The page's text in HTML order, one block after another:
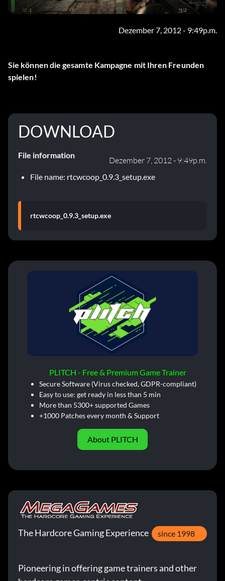
Dezember 7, 2012 - 9:49p.m.
Sie können die gesamte Kampagne mit Ihren Freunden
spielen!
DOWNLOAD
File information
Dezember 7, 2012 - 9:49p.m.
File name: rtcwcoop_0.9.3_setup.exe
rtcwcoop_0.9.3_setup.exe
PLITCH - Free & Premium Game Trainer
Secure Software (Virus checked, GDPR-compliant)
Easy to use: get ready in less than 5 min
More than 5300+ supported Games
+1000 Patches every month & Support
About PLITCH
The Hardcore Gaming Experience since 1998
Pioneering in offering game trainers and other